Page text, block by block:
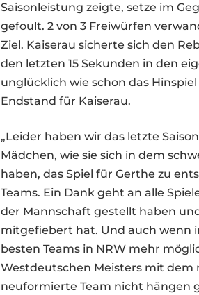
Saisonleistung zeigte, setze im
gefoult. 2 von 3 Freiwürfen
Ziel. Kaiserau sicherte sich den
den letzten 15 Sekunden in den
unglücklich wie schon das
Endstand für Kaiserau.
„Leider haben wir das letzte
Mädchen, wie sie sich in dem
haben, das Spiel für Gerthe zu
Teams. Ein Dank geht an alle
der Mannschaft gestellt haben
mitgefiebert hat. Und auch wenn
besten Teams in NRW mehr
Westdeutschen Meisters mit dem
neuformierte Team nicht hängen